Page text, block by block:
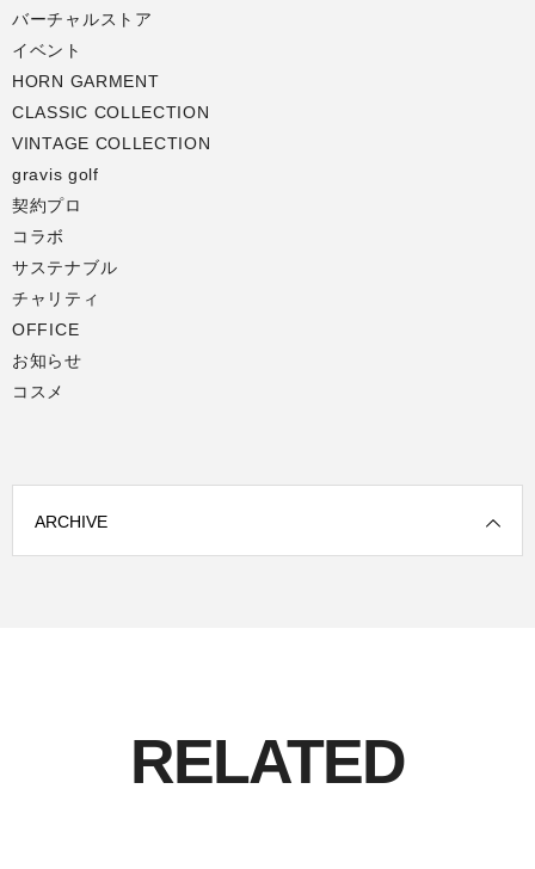
バーチャルストア
イベント
HORN GARMENT
CLASSIC COLLECTION
VINTAGE COLLECTION
gravis golf
契約プロ
コラボ
サステナブル
チャリティ
OFFICE
お知らせ
コスメ
ARCHIVE
RELATED